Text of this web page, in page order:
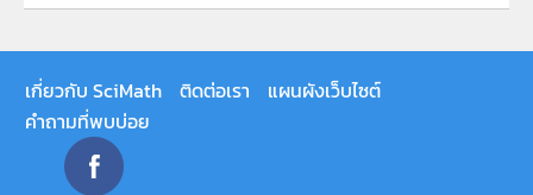
เกี่ยวกับ SciMath ติดต่อเรา
แผนผังเว็บไซต์
คำถามที่พบบ่อย